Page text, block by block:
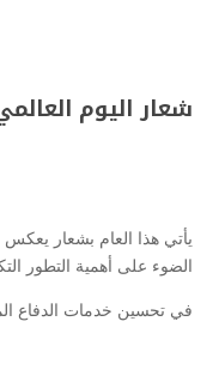
شعار اليوم العالمي
يأتي هذا العام بشعار يعكس
الضوء على أهمية التطور
في تحسين خدمات الدفاع